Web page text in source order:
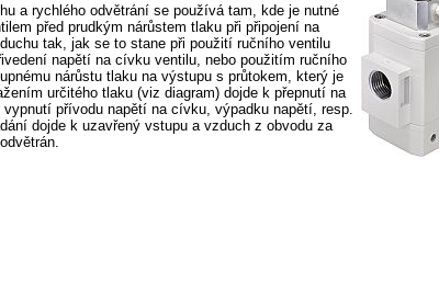
a rychlého odvětrání se používá tam, kde je nutné
před prudkým nárůstem tlaku při připojení na
tak, jak se to stane při použití ručního ventilu
napětí na cívku ventilu, nebo použitím ručního
nárůstu tlaku na výstupu s průtokem, který je
určitého tlaku (viz diagram) dojde k přepnutí na
přívodu napětí na cívku, výpadku napětí, resp.
dojde k uzavřený vstupu a vzduch z obvodu za